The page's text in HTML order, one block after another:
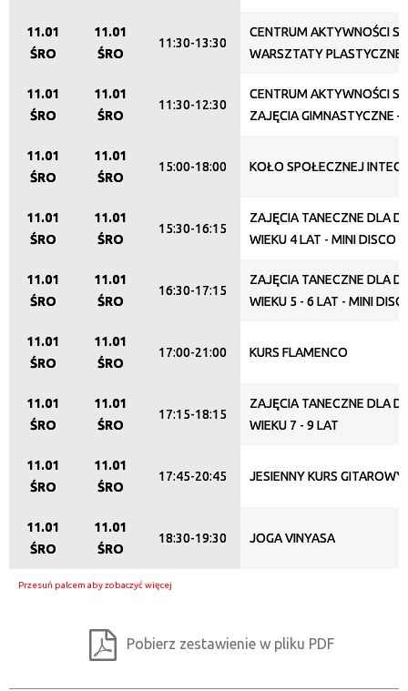
Promowane
11.01
ŚRO
11.01
ŚRO
11:30-13:30
CENTRUM AKTYWNOŚCI
WARSZTATY PLASTYCZNE
11.01
ŚRO
11.01
ŚRO
11:30-12:30
CENTRUM AKTYWNOŚCI
ZAJĘCIA GIMNASTYCZNE –
11.01
ŚRO
11.01
ŚRO
15:00-18:00 KOŁO SPOŁECZNEJ
11.01
ŚRO
11.01
ŚRO
15:30-16:15
ZAJĘCIA TANECZNE DLA
WIEKU 4 LAT - MINI DISCO
11.01
ŚRO
11.01
ŚRO
16:30-17:15
ZAJĘCIA TANECZNE DLA
WIEKU 5 - 6 LAT - MINI
11.01
ŚRO
11.01
ŚRO
17:00-21:00 KURS FLAMENCO
11.01
ŚRO
11.01
ŚRO
17:15-18:15
ZAJĘCIA TANECZNE DLA
WIEKU 7 - 9 LAT
11.01
ŚRO
11.01
ŚRO
17:45-20:45 JESIENNY KURS GITAROWY
11.01
ŚRO
11.01
ŚRO
18:30-19:30 JOGA VINYASA
Pobierz zestawienie w pliku PDF